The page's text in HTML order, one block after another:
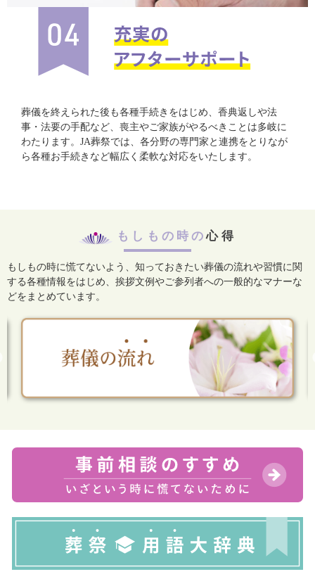
葬儀を終えられた後も各種手続きをはじめ、香典返しや法
事・法要の手配など、喪主やご家族がやるべきことは多岐に
わたります。JA葬祭では、各分野の専門家と連携をとりなが
ら各種お手続きなど幅広く柔軟な対応をいたします。
もしもの時の心得
もしもの時に慌てないよう、知っておきたい葬儀の流れや習慣に関
する各種情報をはじめ、 挨拶文例やご参列者への一般的なマナーな
どをまとめています。